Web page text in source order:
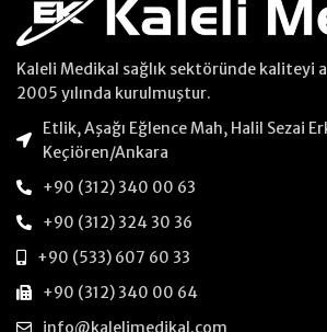
Kaleli Medikal sağlık sektöründe kaliteyi
2005 yılında kurulmuştur.
Etlik, Aşağı Eğlence Mah, Halil Sezai
Keçiören/Ankara
+90 (312) 340 00 63
+90 (312) 324 30 36
+90 (533) 607 60 33
+90 (312) 340 00 64
info@kalelimedikal.com